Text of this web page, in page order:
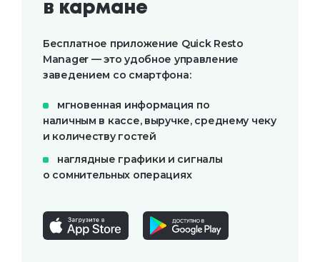
в кармане
Бесплатное приложение Quick Resto
Manager — это удобное управление
заведением со смартфона:
мгновенная информация по
наличным в кассе, выручке, среднему чеку
и количеству гостей
наглядные графики и сигналы
о сомнительных операциях